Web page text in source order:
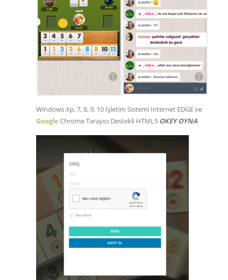
Windows Xp, 7, 8, 9, 10 İşletim Sistemi Internet EDGE ve
Google Chrome Tarayıcı Destekli HTML5 OKEY OYNA